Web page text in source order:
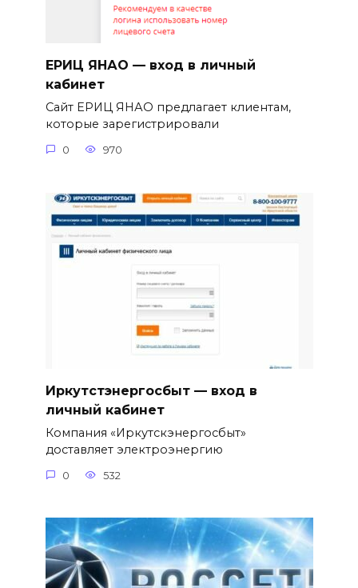
ЕРИЦ ЯНАО — вход в личный
кабинет
Сайт ЕРИЦ ЯНАО предлагает клиентам,
которые зарегистрировали
0 970
Иркутстэнергосбыт — вход в
личный кабинет
Компания «Иркутскэнергосбыт»
доставляет электроэнергию
0 532